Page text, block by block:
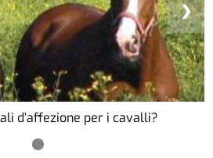
d’affezione per i cavalli?
❯